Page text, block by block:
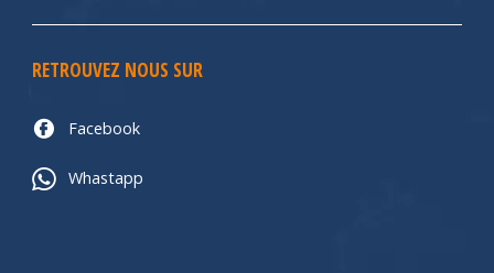
RETROUVEZ NOUS SUR
Facebook
Whastapp